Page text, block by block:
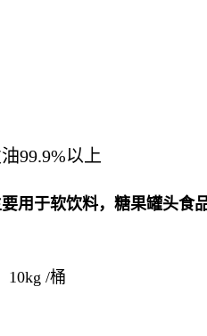
99.9%以上
用于软饮料，糖果罐头食
/桶